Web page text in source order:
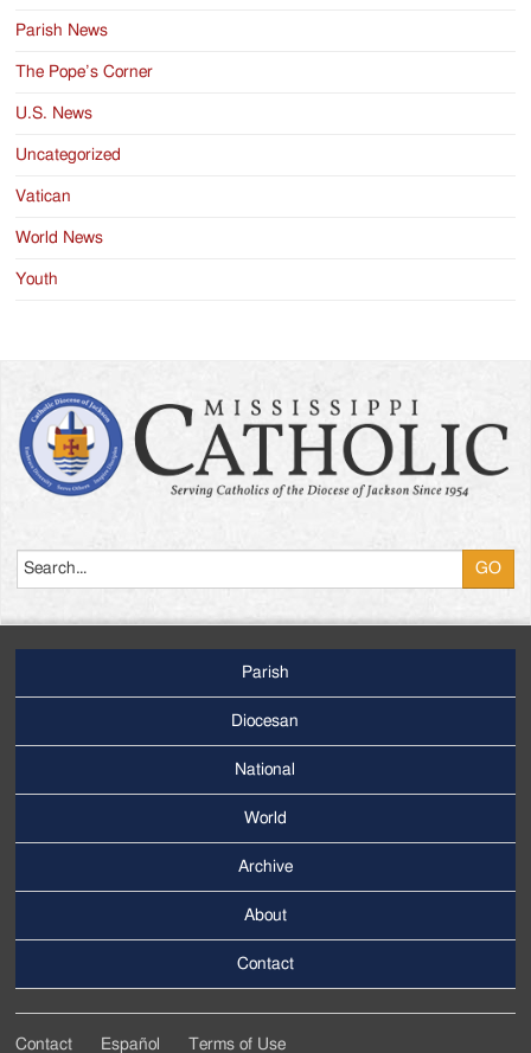
Parish News
The Pope’s Corner
U.S. News
Uncategorized
Vatican
World News
Youth
Menu
Parish
Diocesan
National
World
Menu
Archive
About
Contact
Contact Español Terms of Use